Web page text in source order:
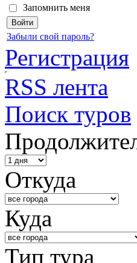
Запомнить меня
Забыли свой пароль?
Регистрация
RSS лента
Поиск туров
Откуда
Куда
Тип тура